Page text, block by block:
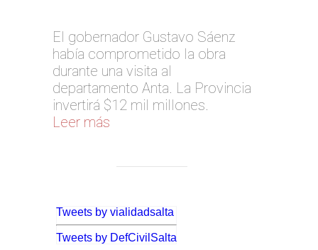
El gobernador Gustavo Sáenz
había comprometido la obra
durante una visita al
departamento Anta. La Provincia
invertirá $12 mil millones.
Leer más
Tweets by vialidadsalta
Tweets by DefCivilSalta